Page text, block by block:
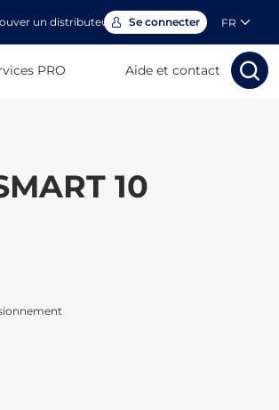
un distributeur Se connecter FR
PRO Aide et contact
RechercherRechercher
10